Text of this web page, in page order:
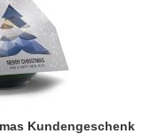
Kundengeschenk